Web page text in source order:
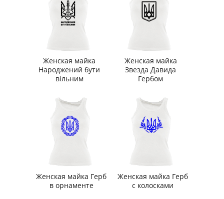
Женская майка
Народжений бути
вільним
Женская майка
Звезда Давида
Гербом
Женская майка Герб
в орнаменте
Женская майка Герб
с колосками